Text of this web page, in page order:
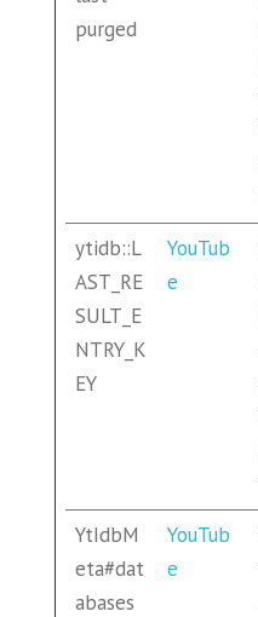
purged
ytidb::L
AST_RE
SULT_E
NTRY_K
EY
YouTub
e
YtIdbM
eta#dat
abases
YouTub
e